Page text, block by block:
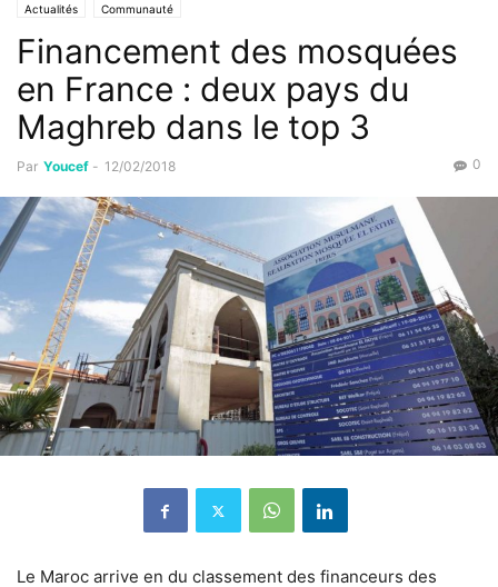
Actualités Communauté
Financement des mosquées
en France : deux pays du
Maghreb dans le top 3
Par Youcef - 12/02/2018 0
Le Maroc arrive en du classement des financeurs des